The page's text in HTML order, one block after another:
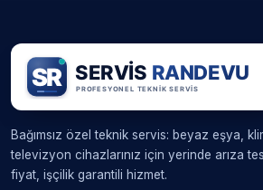
Bağımsız özel teknik servis: beyaz eşya,
televizyon cihazlarınız için yerinde arıza
fiyat, işçilik garantili hizmet.